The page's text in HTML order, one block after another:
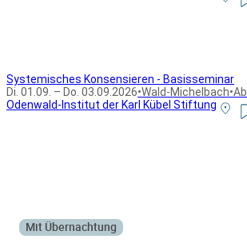
Systemisches Konsensieren - Basisseminar
Di. 01.09. – Do. 03.09.2026•Wald-Michelbach•
Odenwald-Institut der Karl Kübel Stiftung
Mit Übernachtung